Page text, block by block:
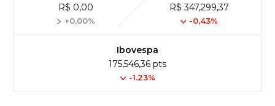
R$ 0,00
+0,00%
R$ 347,299,37
-0,43%
Ibovespa
175,546,36 pts
-1.23%